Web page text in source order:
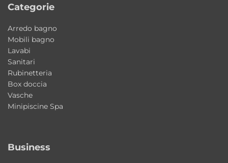
Categorie
Arredo bagno
Mobili bagno
Lavabi
Sanitari
Rubinetteria
Box doccia
Vasche
Minipiscine Spa
Business